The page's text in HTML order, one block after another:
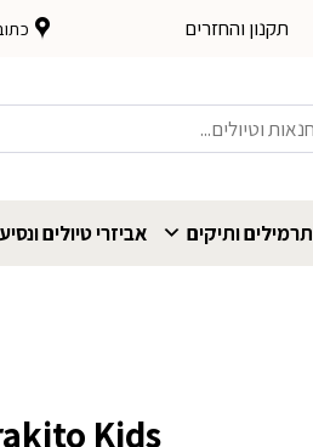
תקנון והחזרים
תרמילים ותיקים אביזרי טיולים